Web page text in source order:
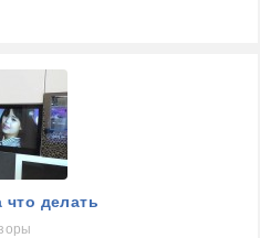
что делать